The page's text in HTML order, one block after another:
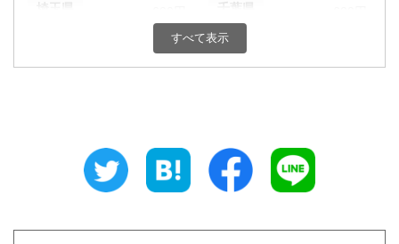
埼玉県 千葉県
600円 神奈川県
600円 長野県
すべて表示